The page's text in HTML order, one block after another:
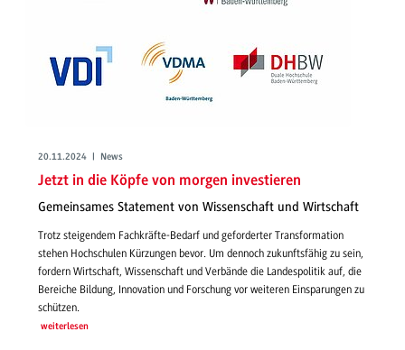
20.11.2024 | News
Jetzt in die Köpfe von morgen investieren
Gemeinsames Statement von Wissenschaft und Wirtschaft
Trotz steigendem Fachkräfte-Bedarf und geforderter Transformation
stehen Hochschulen Kürzungen bevor. Um dennoch zukunftsfähig zu sein,
fordern Wirtschaft, Wissenschaft und Verbände die Landespolitik auf, die
Bereiche Bildung, Innovation und Forschung vor weiteren Einsparungen zu
schützen.
weiterlesen